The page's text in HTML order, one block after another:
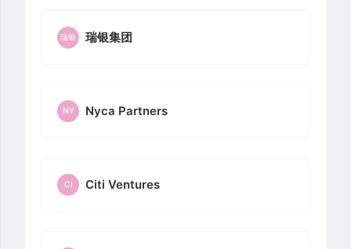
瑞银 瑞银集团
NY Nyca Partners
CI Citi Ventures